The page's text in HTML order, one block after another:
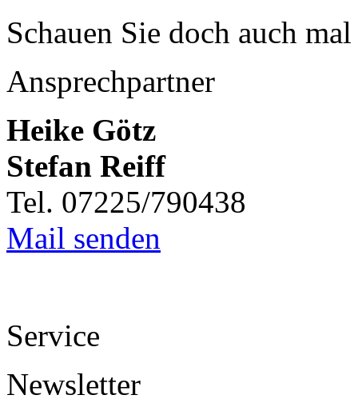
Schauen Sie doch auch
Ansprechpartner
Heike Götz
Stefan Reiff
Tel. 07225/790438
Mail senden
Service
Newsletter